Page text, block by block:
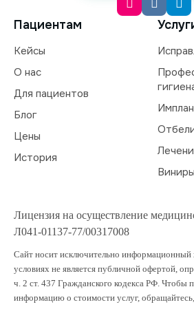
Пациентам
Кейсы
О нас
Для пациентов
Блог
Цены
История
Виниры
Лицензия на осуществление
Л041-01137-77/00317008
Сайт носит исключительно информационный
условиях не является публичной офертой,
ч. 2 ст. 437 Гражданского кодекса РФ. Чтобы
информацию о стоимости услуг,